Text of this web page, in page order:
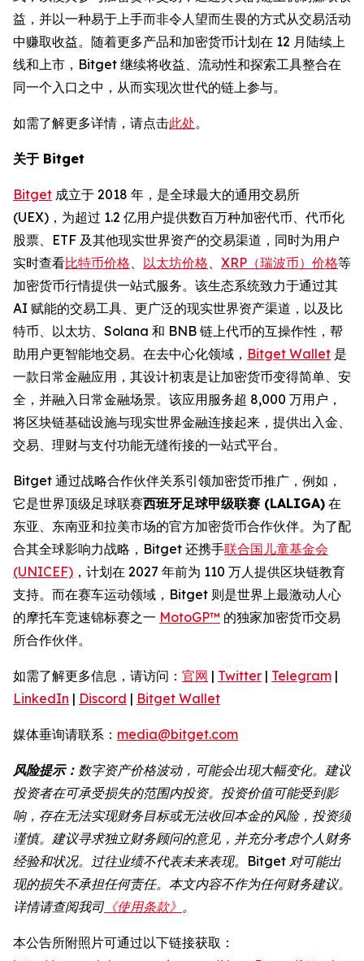
益，并以一种易于上手而非令人望而生畏的方式从交易活动
中赚取收益。随着更多产品和加密货币计划在 12 月陆续上
线和上市，Bitget 继续将收益、流动性和探索工具整合在
同一个入口之中，从而实现次世代的链上参与。
如需了解更多详情，请点击此处。
关于 Bitget
Bitget 成立于 2018 年，是全球最大的通用交易所
(UEX)，为超过 1.2 亿用户提供数百万种加密代币、代币化
股票、ETF 及其他现实世界资产的交易渠道，同时为用户
实时查看比特币价格、 以太坊价格、 XRP（瑞波币）价格等
加密货币行情提供一站式服务。该生态系统致力于通过其
AI 赋能的交易工具、更广泛的现实世界资产渠道，以及比
特币、以太坊、Solana 和 BNB 链上代币的互操作性，帮
助用户更智能地交易。在去中心化领域， Bitget Wallet 是
一款日常金融应用，其设计初衷是让加密货币变得简单、安
全，并融入日常金融场景。该应用服务超 8,000 万用户，
将区块链基础设施与现实世界金融连接起来，提供出入金、
交易、理财与支付功能无缝衔接的一站式平台。
Bitget 通过战略合作伙伴关系引领加密货币推广，例如，
它是世界顶级足球联赛西班牙足球甲级联赛 (LALIGA) 在
东亚、东南亚和拉美市场的官方加密货币合作伙伴。为了配
合其全球影响力战略，Bitget 还携手联合国儿童基金会
(UNICEF) ，计划在 2027 年前为 110 万人提供区块链教育
支持。而在赛车运动领域，Bitget 则是世界上最激动人心
的摩托车竞速锦标赛之一 MotoGP™ 的独家加密货币交易
所合作伙伴。
如需了解更多信息，请访问： 官网 | Twitter | Telegram |
LinkedIn | Discord | Bitget Wallet
媒体垂询请联系： media@bitget.com
风险提示： 数字资产价格波动，可能会出现大幅变化。建议
投资者在可承受损失的范围内投资。投资价值可能受到影
响，存在无法实现财务目标或无法收回本金的风险，投资须
谨慎。建议寻求独立财务顾问的意见，并充分考虑个人财务
经验和状况。过往业绩不代表未来表现。Bitget 对可能出
现的损失不承担任何责任。本文内容不作为任何财务建议。
详情请查阅我司《使用条款》 。
本公告所附照片可通过以下链接获取：